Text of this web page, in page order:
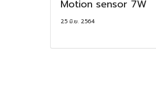
Motion sensor 7W
25 มิ.ย. 2564